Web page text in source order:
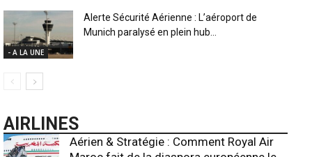
- A LA UNE
Alerte Sécurité Aérienne : L’aéroport de
Munich paralysé en plein hub...
AIRLINES
Aérien & Stratégie : Comment Royal Air